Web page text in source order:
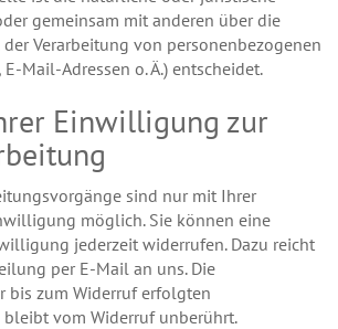
gemeinsam mit anderen über die
Verarbeitung von personenbezogenen
E-Mail-Adressen o. Ä.) entscheidet.
Einwilligung zur
sind nur mit Ihrer
möglich. Sie können eine
jederzeit widerrufen. Dazu reicht
per E-Mail an uns. Die
bis zum Widerruf erfolgten
vom Widerruf unberührt.